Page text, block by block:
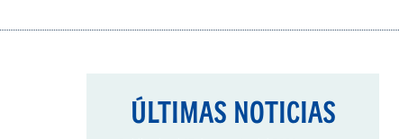
ÚLTIMAS NOTICIAS